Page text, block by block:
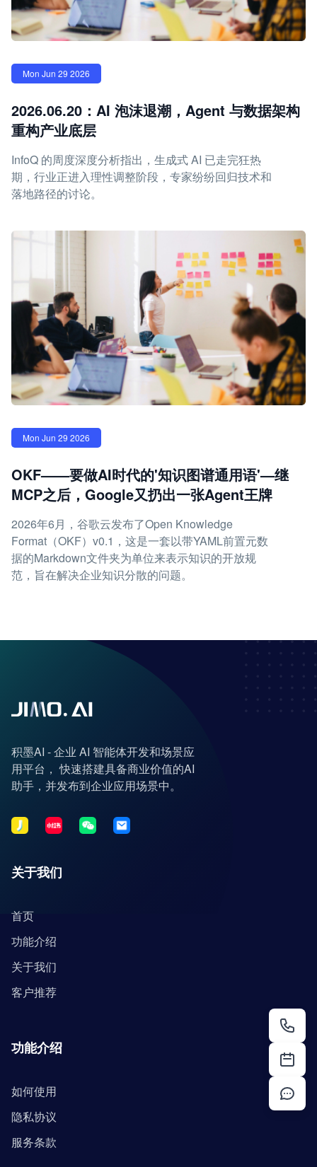
Mon Jun 29 2026
2026.06.20：AI 泡沫退潮，Agent 与数据架构
重构产业底层
InfoQ 的周度深度分析指出，生成式 AI 已走完狂热
期，行业正进入理性调整阶段，专家纷纷回归技术和
落地路径的讨论。
Mon Jun 29 2026
OKF——要做AI时代的'知识图谱通用语'—继
MCP之后，Google又扔出一张Agent王牌
2026年6月，谷歌云发布了Open Knowledge
Format（OKF）v0.1，这是一套以带YAML前置元数
据的Markdown文件夹为单位来表示知识的开放规
范，旨在解决企业知识分散的问题。
积墨AI - 企业 AI 智能体开发和场景应
用平台， 快速搭建具备商业价值的AI
助手，并发布到企业应用场景中。
关于我们
首页
功能介绍
关于我们
客户推荐
功能介绍
如何使用
隐私协议
服务条款